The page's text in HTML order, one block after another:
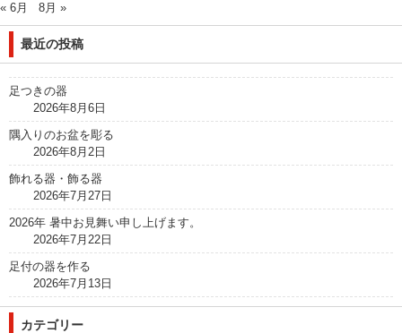
« 6月 8月 »
最近の投稿
足つきの器
2026年8月6日
隅入りのお盆を彫る
2026年8月2日
飾れる器・飾る器
2026年7月27日
2026年 暑中お見舞い申し上げます。
2026年7月22日
足付の器を作る
2026年7月13日
カテゴリー